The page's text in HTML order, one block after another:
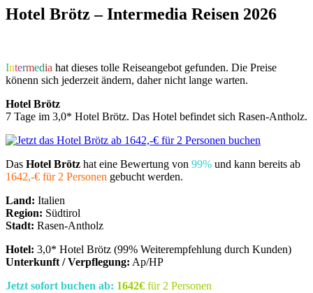
Hotel Brötz – Intermedia Reisen 2026
Intermedia hat dieses tolle Reiseangebot gefunden. Die Preise
könenn sich jederzeit ändern, daher nicht lange warten.
Hotel Brötz
7 Tage im 3,0* Hotel Brötz. Das Hotel befindet sich Rasen-Antholz.
Das Hotel Brötz hat eine Bewertung von 99% und kann bereits ab
1642,-€ für 2 Personen gebucht werden.
Land: Italien
Region: Südtirol
Stadt: Rasen-Antholz
Hotel: 3,0* Hotel Brötz (99% Weiterempfehlung durch Kunden)
Unterkunft / Verpflegung: Ap/HP
Jetzt sofort buchen ab: 1642€ für 2 Personen